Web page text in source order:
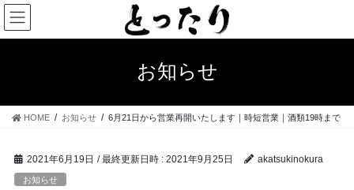
お知らせ
HOME お知らせ 6月21日から営業再開いたします｜時短営業｜酒類19時まで
2021年6月19日 / 最終更新日時 : 2021年9月25日 akatsukinokura
お知らせ